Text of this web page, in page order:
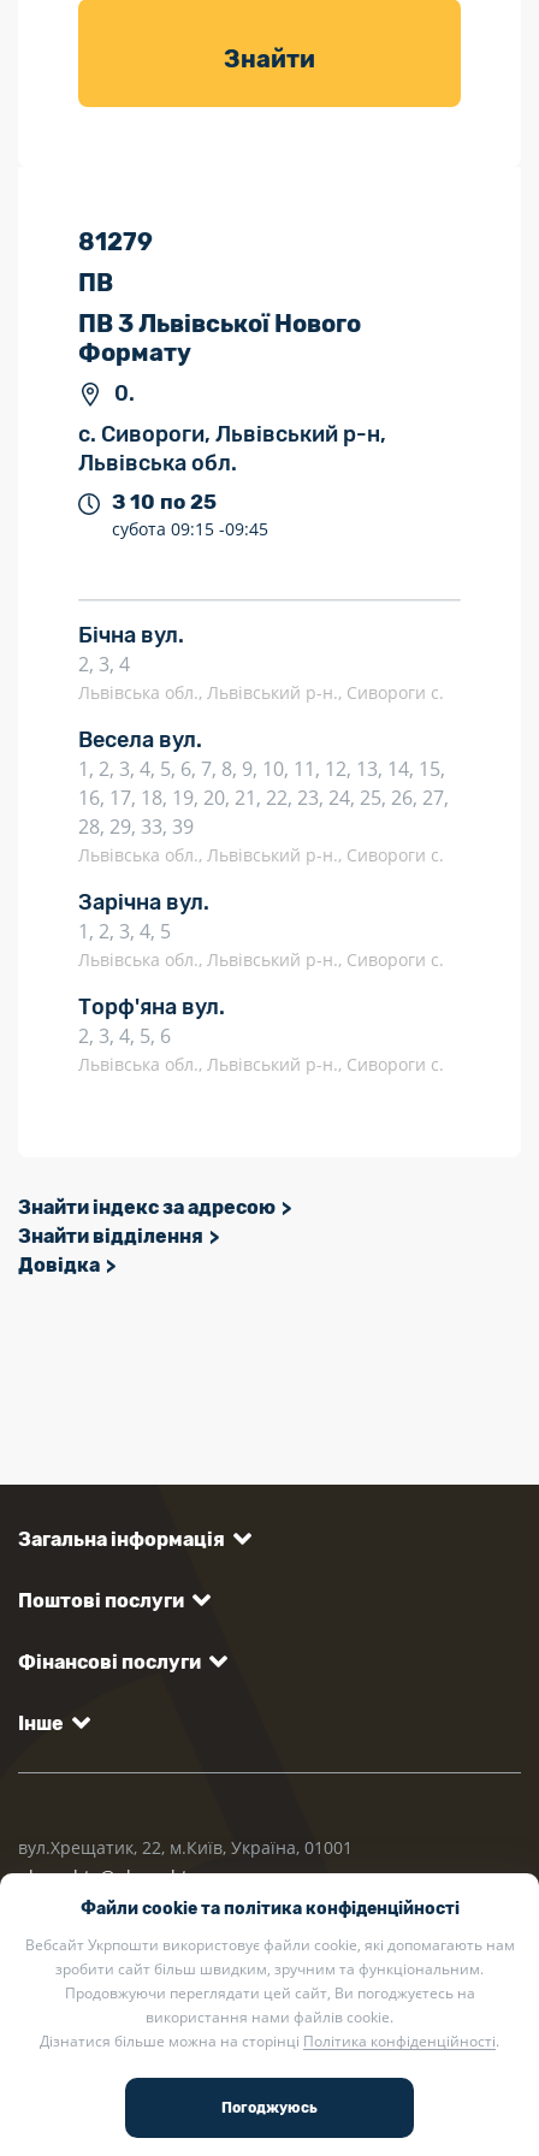
товарів для
Знайти
81279
ПВ
ПВ 3 Львівської Нового
Формату
0.
с. Сивороги, Львівський р-н,
Львівська обл.
З 10 по 25
субота 09:15 -09:45
Бічна вул.
2, 3, 4
Львівська обл., Львівський р-н., Сивороги с.
Весела вул.
1, 2, 3, 4, 5, 6, 7, 8, 9, 10, 11, 12, 13, 14, 15,
16, 17, 18, 19, 20, 21, 22, 23, 24, 25, 26, 27,
28, 29, 33, 39
Львівська обл., Львівський р-н., Сивороги с.
Зарічна вул.
1, 2, 3, 4, 5
Львівська обл., Львівський р-н., Сивороги с.
Торф'яна вул.
2, 3, 4, 5, 6
Львівська обл., Львівський р-н., Сивороги с.
Знайти індекс за адресою
Знайти відділення
Довідка
Загальна інформація
Поштові послуги
Фінансові послуги
Інше
вул.Хрещатик, 22, м.Київ, Україна, 01001
ukrposhta@ukrposhta.ua
2002 — 2026 Укрпошта. Всі права захищено.
Політика конфіденційності
Файли cookie та політика конфіденційності
Вебсайт Укрпошти використовує файли cookie, які допомагають нам
зробити сайт більш швидким, зручним та функціональним.
Продовжуючи переглядати цей сайт, Ви погоджуєтесь на
використання нами файлів cookie.
Дізнатися більше можна на сторінці Політика конфіденційності.